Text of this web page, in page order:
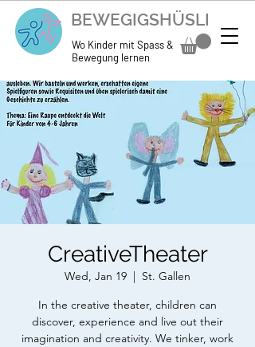
BEWEGIGSHÜSLI
Wo Kinder mit Spass &
Bewegung lernen
CreativeTheater
Wed, Jan 19
  |
St. Gallen
In the creative theater, children can
discover, experience and live out their
imagination and creativity. We tinker, work